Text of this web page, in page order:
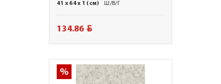
41 x 64 x 1 (см)
Ш/В/Г
134.86 BYN